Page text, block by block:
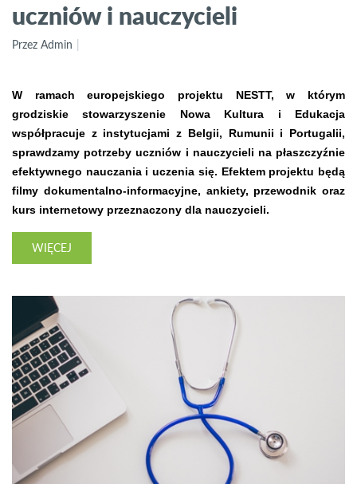
uczniów i nauczycieli
Przez Admin
W ramach europejskiego projektu NESTT, w którym
grodziskie stowarzyszenie Nowa Kultura i Edukacja
współpracuje z instytucjami z Belgii, Rumunii i Portugalii,
sprawdzamy potrzeby uczniów i nauczycieli na płaszczyźnie
efektywnego nauczania i uczenia się. Efektem projektu będą
filmy dokumentalno-informacyjne, ankiety, przewodnik oraz
kurs internetowy przeznaczony dla nauczycieli.
WIĘCEJ